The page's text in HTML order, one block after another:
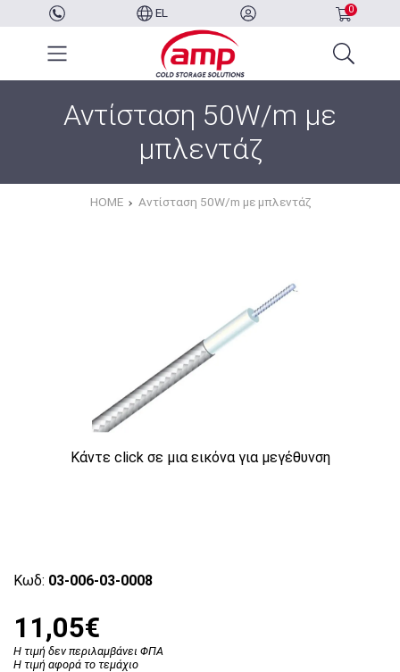
EL 0
Αντίσταση 50W/m με
μπλεντάζ
HOME Αντίσταση 50W/m με μπλεντάζ
Κάντε click σε μια εικόνα για μεγέθυνση
Κωδ: 03-006-03-0008
11,05€
Η τιμή δεν περιλαμβάνει ΦΠΑ
Η τιμή αφορά το τεμάχιο